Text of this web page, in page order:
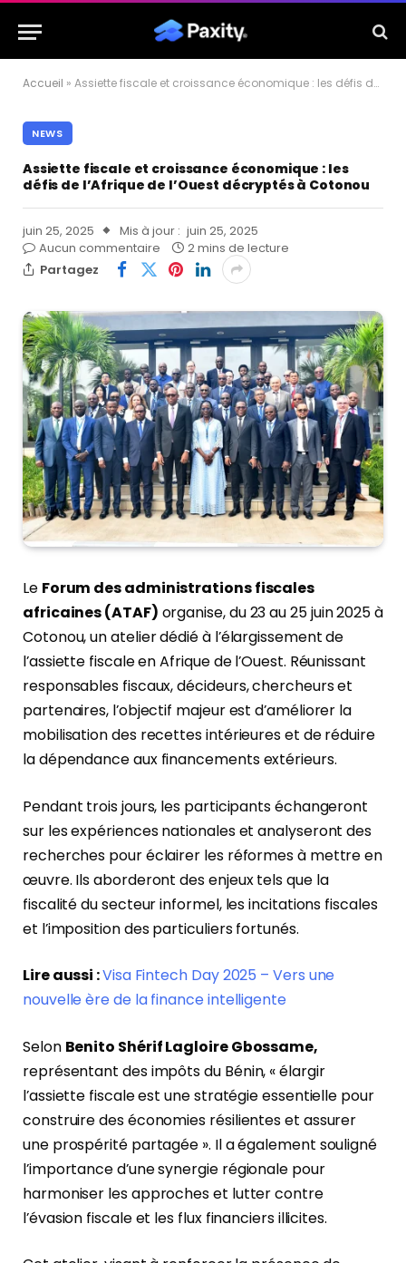
Accueil » Assiette fiscale et croissance économique : les défis de l’Afrique de l’Ouest décryptés à Cotonou
NEWS
Assiette fiscale et croissance économique : les
défis de l’Afrique de l’Ouest décryptés à Cotonou
juin 25, 2025 Mis à jour : juin 25, 2025
Aucun commentaire
2 mins de lecture
Partagez
Le Forum des administrations fiscales
africaines (ATAF) organise, du 23 au 25 juin 2025 à
Cotonou, un atelier dédié à l’élargissement de
l’assiette fiscale en Afrique de l’Ouest. Réunissant
responsables fiscaux, décideurs, chercheurs et
partenaires, l’objectif majeur est d’améliorer la
mobilisation des recettes intérieures et de réduire
la dépendance aux financements extérieurs.
Pendant trois jours, les participants échangeront
sur les expériences nationales et analyseront des
recherches pour éclairer les réformes à mettre en
œuvre. Ils aborderont des enjeux tels que la
fiscalité du secteur informel, les incitations fiscales
et l’imposition des particuliers fortunés.
Lire aussi :Visa Fintech Day 2025 – Vers une
nouvelle ère de la finance intelligente
Selon Benito Shérif Lagloire Gbossame,
représentant des impôts du Bénin, « élargir
l’assiette fiscale est une stratégie essentielle pour
construire des économies résilientes et assurer
une prospérité partagée ». Il a également souligné
l’importance d’une synergie régionale pour
harmoniser les approches et lutter contre
l’évasion fiscale et les flux financiers illicites.